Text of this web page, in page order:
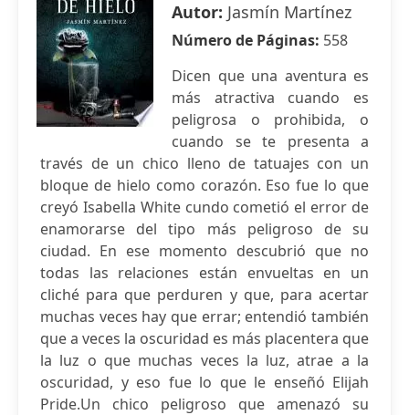
Autor: Jasmín Martínez
Número de Páginas: 558
Dicen que una aventura es
más atractiva cuando es
peligrosa o prohibida, o
cuando se te presenta a
través de un chico lleno de tatuajes con un
bloque de hielo como corazón. Eso fue lo que
creyó Isabella White cundo cometió el error de
enamorarse del tipo más peligroso de su
ciudad. En ese momento descubrió que no
todas las relaciones están envueltas en un
cliché para que perduren y que, para acertar
muchas veces hay que errar; entendió también
que a veces la oscuridad es más placentera que
la luz o que muchas veces la luz, atrae a la
oscuridad, y eso fue lo que le enseñó Elijah
Pride.Un chico peligroso que amenazó su